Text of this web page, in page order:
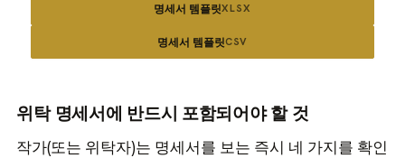
명세서 템플릿XLSX
명세서 템플릿CSV
위탁 명세서에 반드시 포함되어야 할 것
작가(또는 위탁자)는 명세서를 보는 즉시 네 가지를 확인